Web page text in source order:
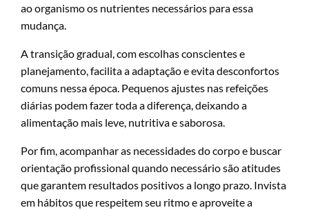
ao organismo os nutrientes necessários para essa
mudança.
A transição gradual, com escolhas conscientes e
planejamento, facilita a adaptação e evita desconfortos
comuns nessa época. Pequenos ajustes nas refeições
diárias podem fazer toda a diferença, deixando a
alimentação mais leve, nutritiva e saborosa.
Por fim, acompanhar as necessidades do corpo e buscar
orientação profissional quando necessário são atitudes
que garantem resultados positivos a longo prazo. Invista
em hábitos que respeitem seu ritmo e aproveite a